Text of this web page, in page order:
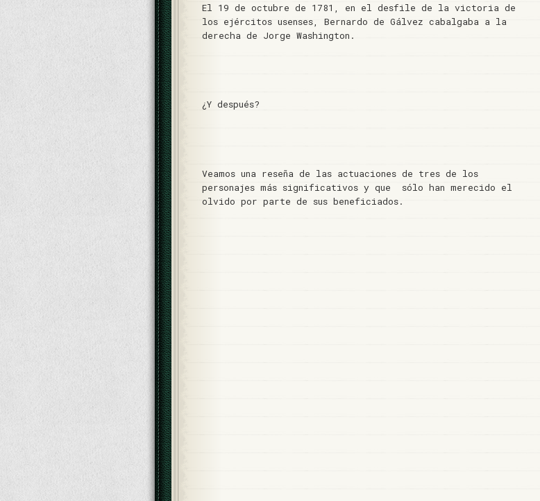
El 19 de octubre de 1781, en el desfile de la victoria de
los ejércitos usenses, Bernardo de Gálvez cabalgaba a la
derecha de Jorge Washington.
¿Y después?
Veamos una reseña de las actuaciones de tres de los
personajes más significativos y que sólo han merecido el
olvido por parte de sus beneficiados.